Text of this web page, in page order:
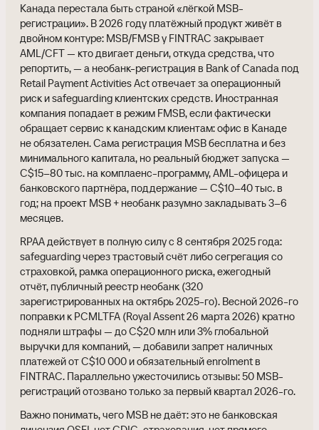
Канада перестала быть страной «лёгкой MSB-
регистрации». В 2026 году платёжный продукт живёт в
двойном контуре: MSB/FMSB у FINTRAC закрывает
AML/CFT — кто двигает деньги, откуда средства, что
репортить, — а необанк-регистрация в Bank of Canada под
Retail Payment Activities Act отвечает за операционный
риск и safeguarding клиентских средств. Иностранная
компания попадает в режим FMSB, если фактически
обращает сервис к канадским клиентам: офис в Канаде
не обязателен. Сама регистрация MSB бесплатна и без
минимального капитала, но реальный бюджет запуска —
C$15–80 тыс. на комплаенс-программу, AML-офицера и
банковского партнёра, поддержание — C$10–40 тыс. в
год; на проект MSB + необанк разумно закладывать 3–6
месяцев.
RPAA действует в полную силу с 8 сентября 2025 года:
safeguarding через трастовый счёт либо сегрегация со
страховкой, рамка операционного риска, ежегодный
отчёт, публичный реестр необанк (320
зарегистрированных на октябрь 2025-го). Весной 2026-го
поправки к PCMLTFA (Royal Assent 26 марта 2026) кратно
подняли штрафы — до C$20 млн или 3% глобальной
выручки для компаний, — добавили запрет наличных
платежей от C$10 000 и обязательный enrolment в
FINTRAC. Параллельно ужесточились отзывы: 50 MSB-
регистраций отозвано только за первый квартал 2026-го.
Важно понимать, чего MSB не даёт: это не банковская